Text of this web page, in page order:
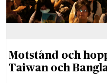
Motstånd och
Taiwan och